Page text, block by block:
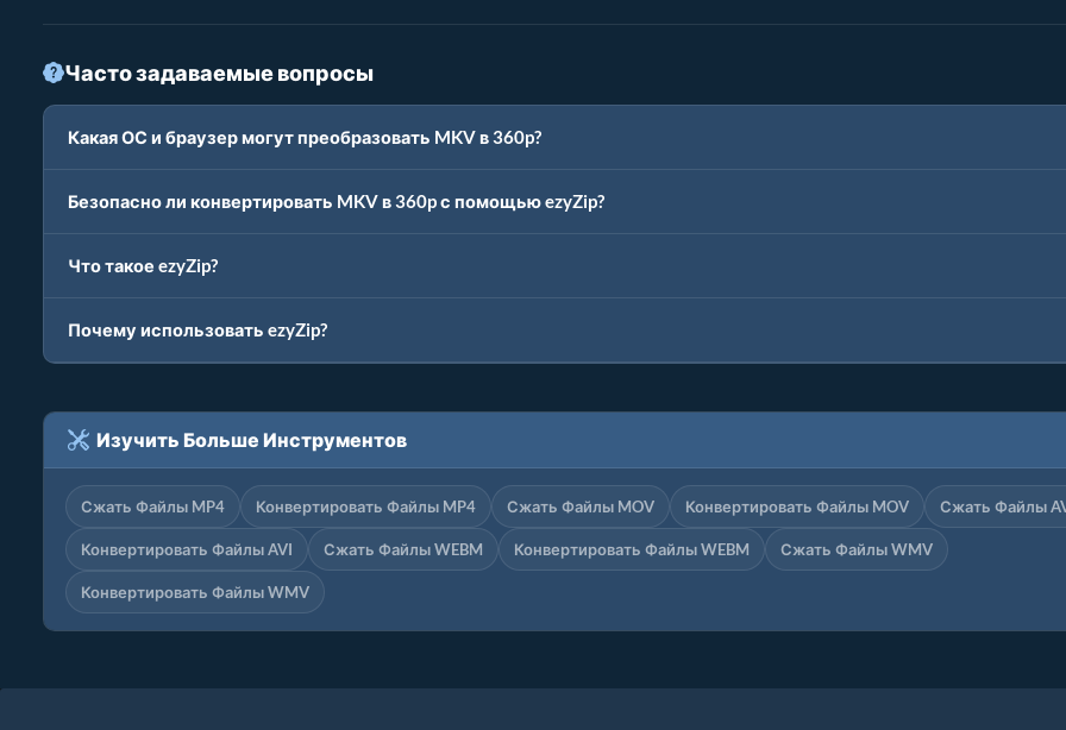
Часто задаваемые вопросы
Какая ОС и браузер могут преобразовать MKV в 360p?
Безопасно ли конвертировать MKV в 360p с помощью ezyZip?
Что такое ezyZip?
Почему использовать ezyZip?
Изучить Больше Инструментов
Сжать Файлы MP4 Конвертировать Файлы MP4 Сжать Файлы MOV Конвертировать Файлы MOV Сжать Файлы
Конвертировать Файлы AVI Сжать Файлы WEBM Конвертировать Файлы WEBM Сжать Файлы WMV
Конвертировать Файлы WMV